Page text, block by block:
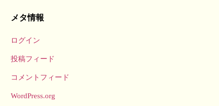
メタ情報
ログイン
投稿フィード
コメントフィード
WordPress.org